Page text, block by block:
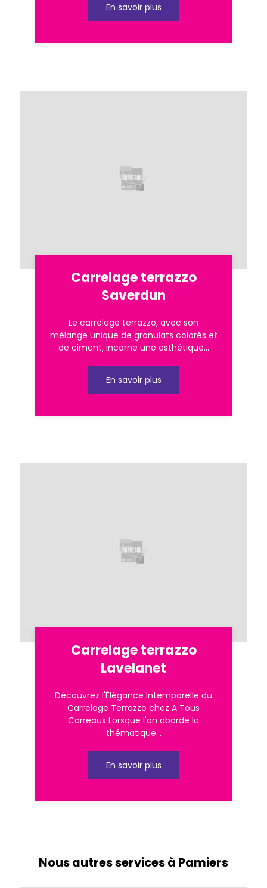
En savoir plus
Carrelage terrazzo
Saverdun
Le carrelage terrazzo, avec son
mélange unique de granulats colorés et
de ciment, incarne une esthétique...
En savoir plus
Carrelage terrazzo
Lavelanet
Découvrez l'Élégance Intemporelle du
Carrelage Terrazzo chez A Tous
Carreaux Lorsque l'on aborde la
thématique...
En savoir plus
Nous autres services à Pamiers